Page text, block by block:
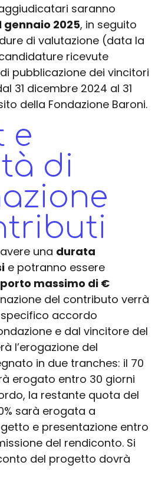
saranno
gennaio 2025, in seguito
di valutazione (data la
ricevute
pubblicazione dei vincitori
31 dicembre 2024 al 31
della Fondazione Baroni.
e
di
una durata
e potranno essere
massimo di €
del contributo verrà
accordo
e dal vincitore del
l’erogazione del
in due tranches: il 70
erogato entro 30 giorni
la restante quota del
sarà erogata a
e presentazione entro
del rendiconto. Si
del progetto dovrà